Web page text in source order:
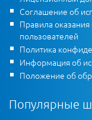
Соглашение об
Правила
пользователей
Политика
Информация об
Положение об
Популярные